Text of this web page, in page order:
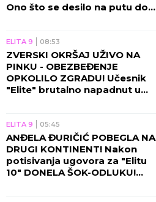
Ono što se desilo na putu do
ELITA 9 08:53
ZVERSKI OKRŠAJ UŽIVO NA
PINKU - OBEZBEĐENJE
OPKOLILO ZGRADU! Učesnik
"Elite" brutalno napadnut u
ELITA 9 05:45
ANĐELA ĐURIČIĆ POBEGLA NA
DRUGI KONTINENT! Nakon
potisivanja ugovora za "Elitu
10" DONELA ŠOK-ODLUKU!